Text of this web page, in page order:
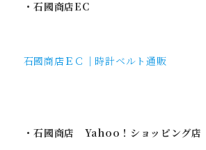
・石國商店EC
石國商店ＥＣ｜時計ベルト通販
・石國商店 Yahoo！ショッピング店